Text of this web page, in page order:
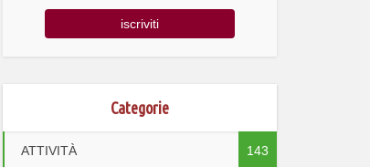
Categorie
ATTIVITÀ 143